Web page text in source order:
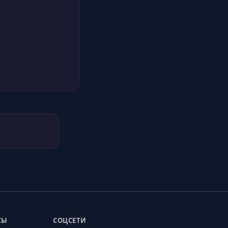
СОЦСЕТИ